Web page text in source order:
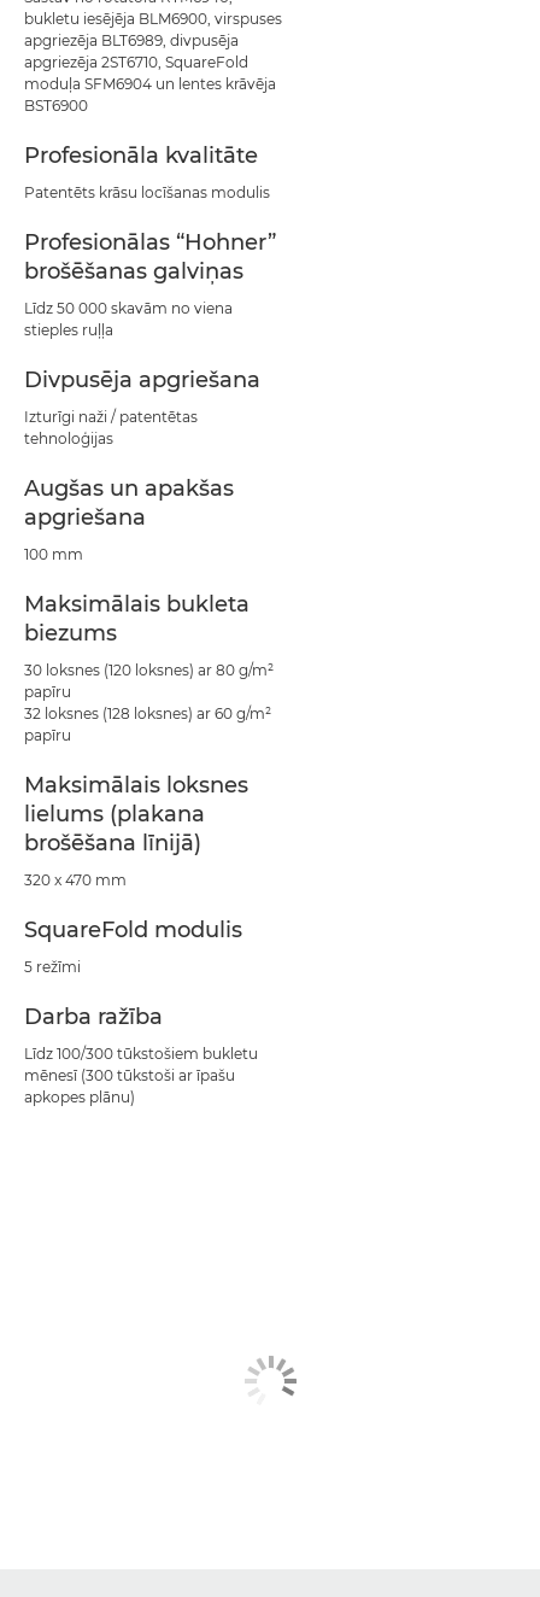
bukletu iesējēja BLM6900, virspuses
apgriezēja BLT6989, divpusēja
apgriezēja 2ST6710, SquareFold
moduļa SFM6904 un lentes krāvēja
BST6900
Profesionāla kvalitāte
Patentēts krāsu locīšanas modulis
Profesionālas “Hohner”
brošēšanas galviņas
Līdz 50 000 skavām no viena
stieples ruļļa
Divpusēja apgriešana
Izturīgi naži / patentētas
tehnoloģijas
Augšas un apakšas
apgriešana
100 mm
Maksimālais bukleta
biezums
30 loksnes (120 loksnes) ar 80 g/m²
papīru
32 loksnes (128 loksnes) ar 60 g/m²
papīru
Maksimālais loksnes
lielums (plakana
brošēšana līnijā)
320 x 470 mm
SquareFold modulis
5 režīmi
Darba ražība
Līdz 100/300 tūkstošiem bukletu
mēnesī (300 tūkstoši ar īpašu
apkopes plānu)